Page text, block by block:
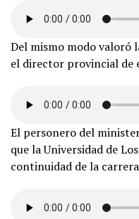
Del mismo modo valoró
el director provincial de
El personero del
que la Universidad de
continuidad de la